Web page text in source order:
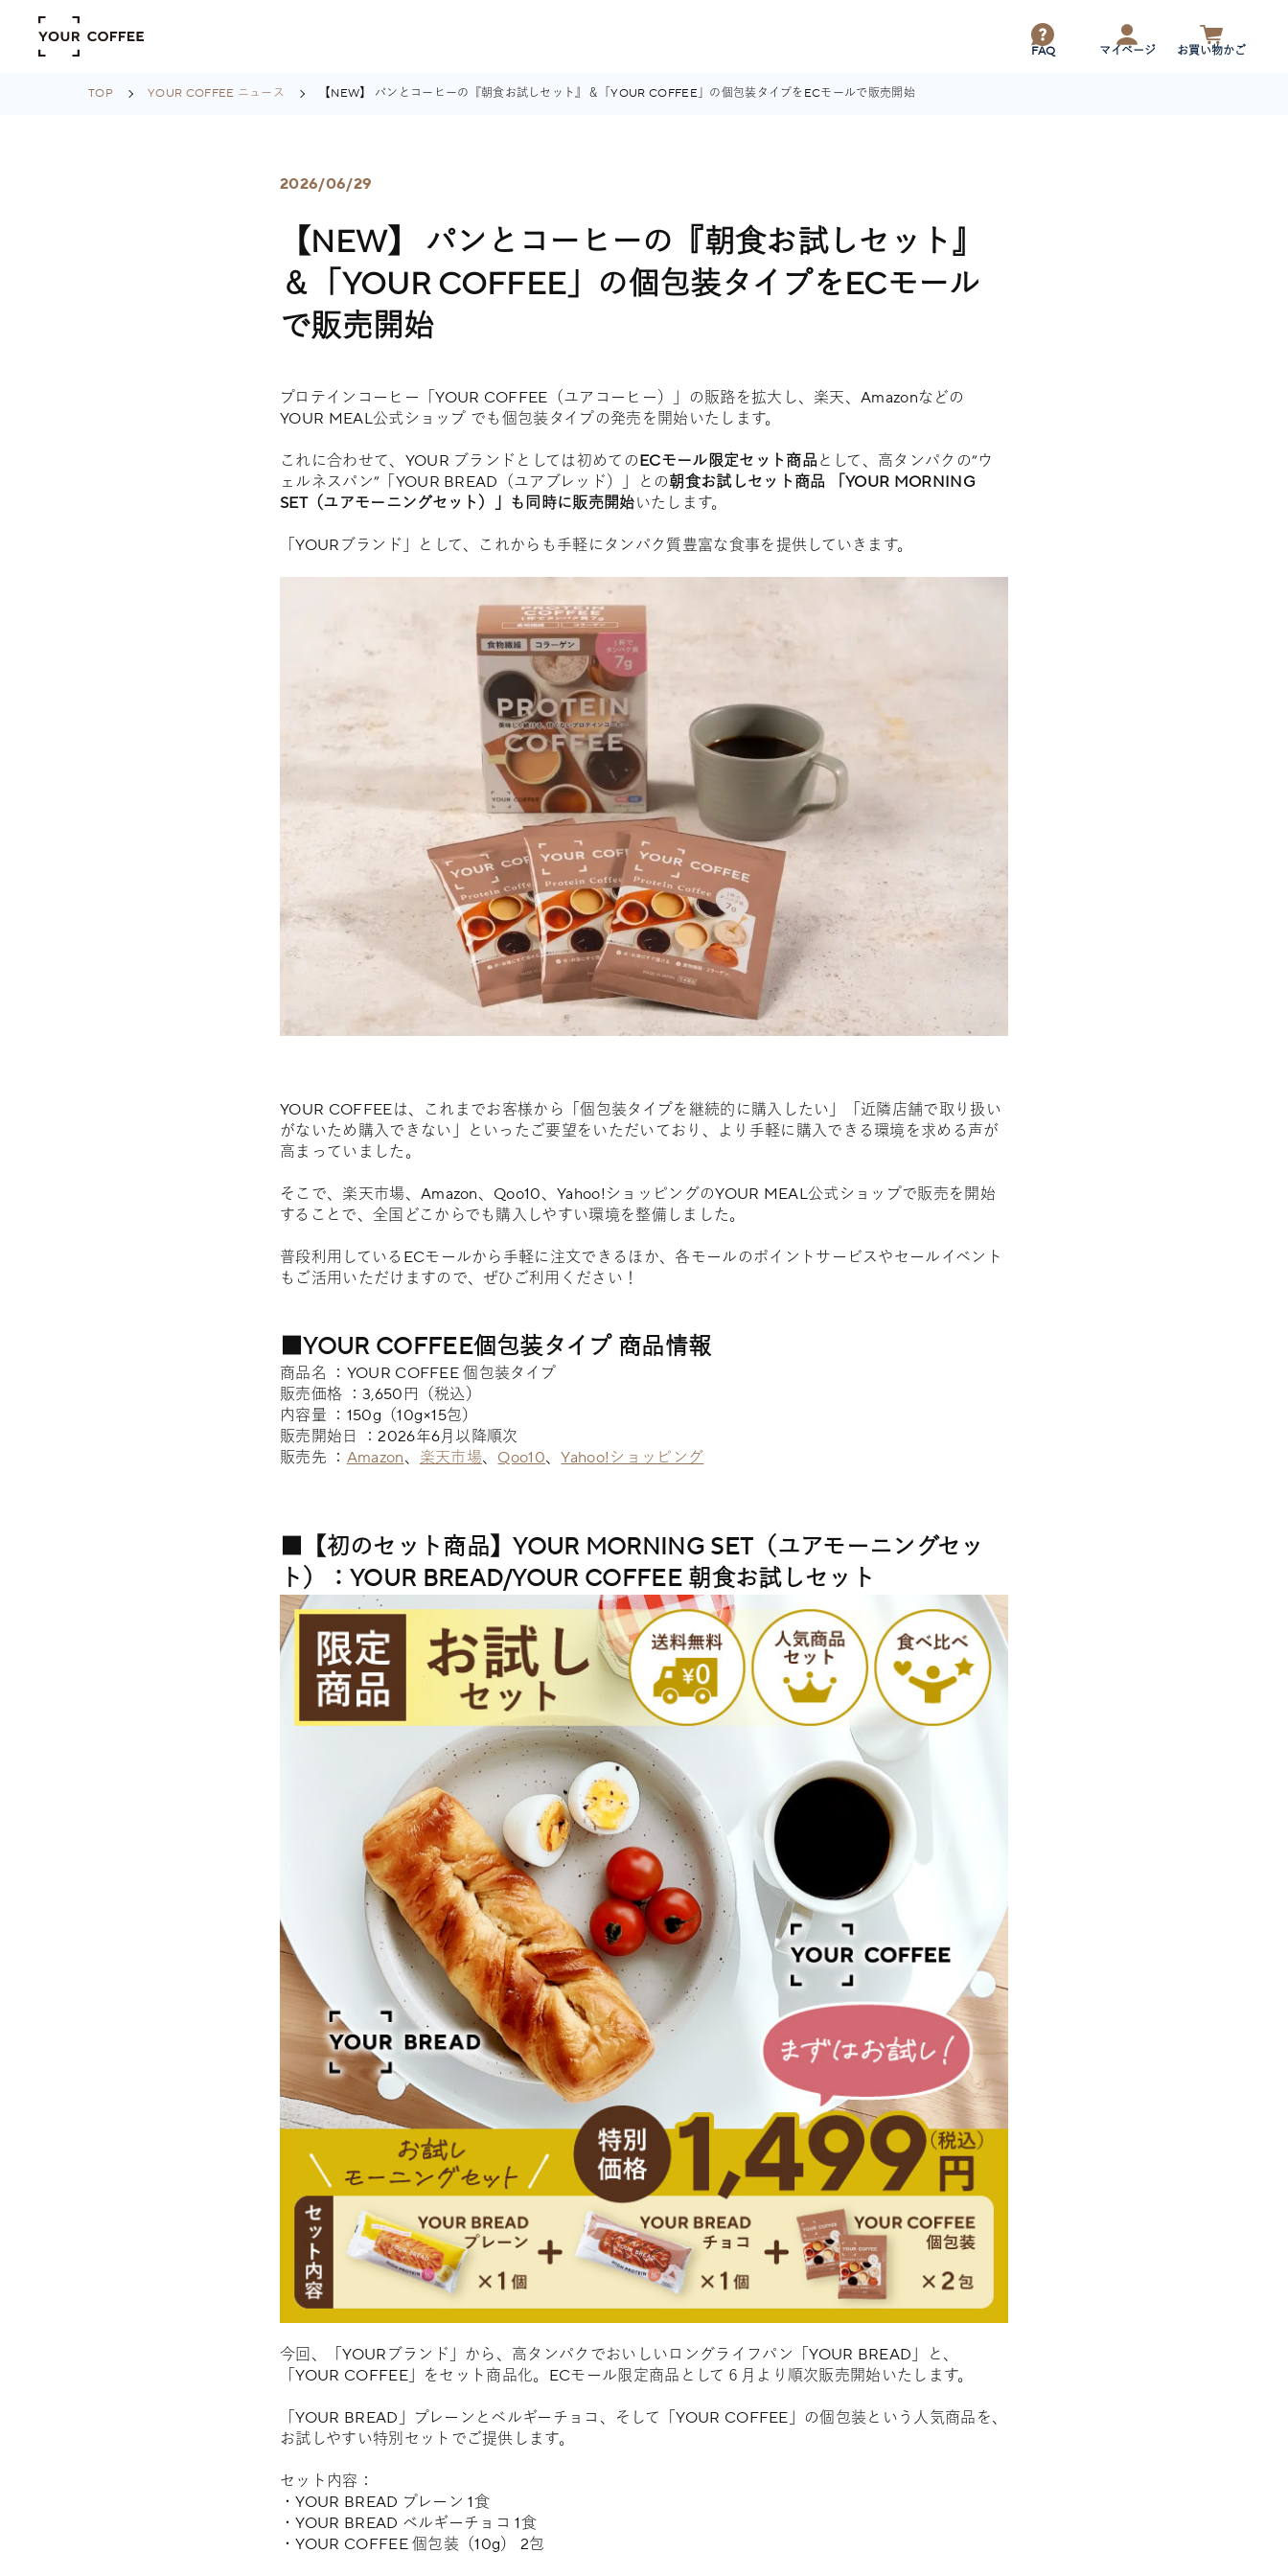
FAQ マイページ お買い物かご
TOP YOUR COFFEE ニュース 【NEW】 パンとコーヒーの『朝食お試しセット』＆「YOUR COFFEE」の個包装タイプをECモールで販売開始
2026/06/29
【NEW】 パンとコーヒーの『朝食お試しセット』
＆「YOUR COFFEE」の個包装タイプをECモール
で販売開始
プロテインコーヒー「YOUR COFFEE（ユアコーヒー）」の販路を拡大し、楽天、Amazonなどの
YOUR MEAL公式ショップ でも個包装タイプの発売を開始いたします。
これに合わせて、YOUR ブランドとしては初めてのECモール限定セット商品 として、高タンパクの”ウ
ェルネスパン”「YOUR BREAD（ユアブレッド）」との朝食お試しセット商品 「YOUR MORNING
SET（ユアモーニングセット）」も同時に販売開始いたします。
「YOURブランド」として、これからも手軽にタンパク質豊富な食事を提供していきます。
YOUR COFFEEは、これまでお客様から「個包装タイプを継続的に購入したい」「近隣店舗で取り扱い
がないため購入できない」といったご要望をいただいており、より手軽に購入できる環境を求める声が
高まっていました。
そこで、楽天市場、Amazon、Qoo10、Yahoo!ショッピングのYOUR MEAL公式ショップで販売を開始
することで、全国どこからでも購入しやすい環境を整備しました。
普段利用しているECモールから手軽に注文できるほか、各モールのポイントサービスやセールイベント
もご活用いただけますので、ぜひご利用ください！
■YOUR COFFEE個包装タイプ 商品情報
商品名 ：YOUR COFFEE 個包装タイプ
販売価格 ：3,650円（税込）
内容量 ：150g（10g×15包）
販売開始日 ：2026年6月以降順次
販売先 ： Amazon、 楽天市場、 Qoo10、Yahoo!ショッピング
■【初のセット商品】YOUR MORNING SET（ユアモーニングセッ
ト）：YOUR BREAD/YOUR COFFEE 朝食お試しセット
今回、「YOURブランド」から、高タンパクでおいしいロングライフパン「YOUR BREAD」と、
「YOUR COFFEE」をセット商品化。ECモール限定商品として６月より順次販売開始いたします。
「YOUR BREAD」プレーンとベルギーチョコ、そして「YOUR COFFEE」の個包装という人気商品を、
お試しやすい特別セットでご提供します。
セット内容：
・YOUR BREAD プレーン 1食
・YOUR BREAD ベルギーチョコ 1食
・YOUR COFFEE 個包装（10g） 2包